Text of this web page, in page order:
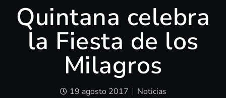
Quintana celebra
la Fiesta de los
Milagros
19 agosto 2017 Noticias